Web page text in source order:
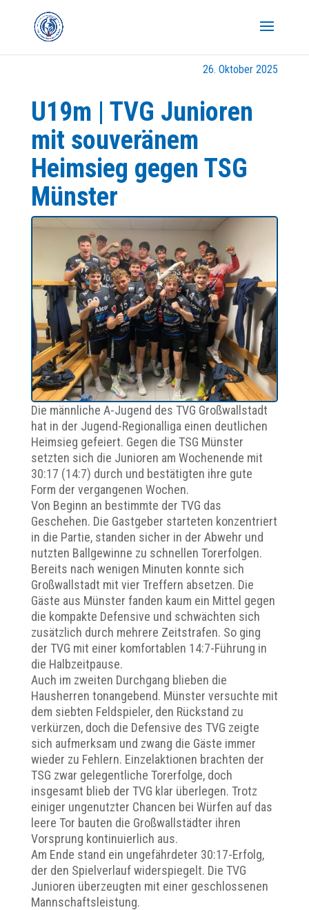
26. Oktober 2025
U19m | TVG Junioren
mit souveränem
Heimsieg gegen TSG
Münster
Die männliche A-Jugend des TVG Großwallstadt
hat in der Jugend-Regionalliga einen deutlichen
Heimsieg gefeiert. Gegen die TSG Münster
setzten sich die Junioren am Wochenende mit
30:17 (14:7) durch und bestätigten ihre gute
Form der vergangenen Wochen.
Von Beginn an bestimmte der TVG das
Geschehen. Die Gastgeber starteten konzentriert
in die Partie, standen sicher in der Abwehr und
nutzten Ballgewinne zu schnellen Torerfolgen.
Bereits nach wenigen Minuten konnte sich
Großwallstadt mit vier Treffern absetzen. Die
Gäste aus Münster fanden kaum ein Mittel gegen
die kompakte Defensive und schwächten sich
zusätzlich durch mehrere Zeitstrafen. So ging
der TVG mit einer komfortablen 14:7-Führung in
die Halbzeitpause.
Auch im zweiten Durchgang blieben die
Hausherren tonangebend. Münster versuchte mit
dem siebten Feldspieler, den Rückstand zu
verkürzen, doch die Defensive des TVG zeigte
sich aufmerksam und zwang die Gäste immer
wieder zu Fehlern. Einzelaktionen brachten der
TSG zwar gelegentliche Torerfolge, doch
insgesamt blieb der TVG klar überlegen. Trotz
einiger ungenutzter Chancen bei Würfen auf das
leere Tor bauten die Großwallstädter ihren
Vorsprung kontinuierlich aus.
Am Ende stand ein ungefährdeter 30:17-Erfolg,
der den Spielverlauf widerspiegelt. Die TVG
Junioren überzeugten mit einer geschlossenen
Mannschaftsleistung.